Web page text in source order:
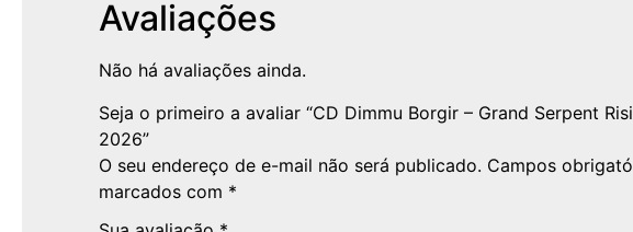
Avaliações
Não há avaliações ainda.
Seja o primeiro a avaliar “CD Dimmu Borgir – Grand Serpent
2026”
O seu endereço de e-mail não será publicado. Campos
marcados com *